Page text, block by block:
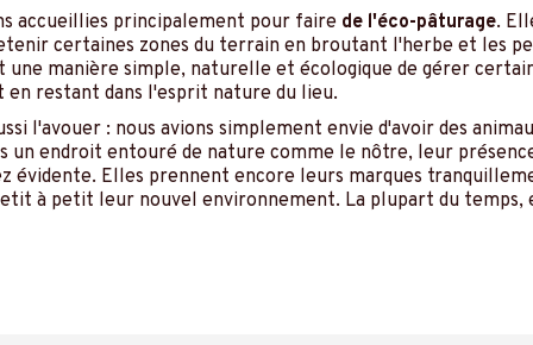
accueillies principalement pour faire de l'éco-pâturage.
certaines zones du terrain en broutant l'herbe et les
une manière simple, naturelle et écologique de gérer
en restant dans l'esprit nature du lieu.
l'avouer : nous avions simplement envie d'avoir des
un endroit entouré de nature comme le nôtre, leur
évidente. Elles prennent encore leurs marques
à petit leur nouvel environnement. La plupart du temps,